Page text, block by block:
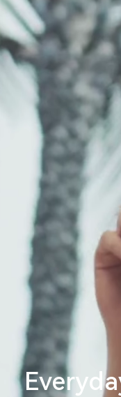
বাংলা
Español
Português (Brasil)
Español (Argentina)